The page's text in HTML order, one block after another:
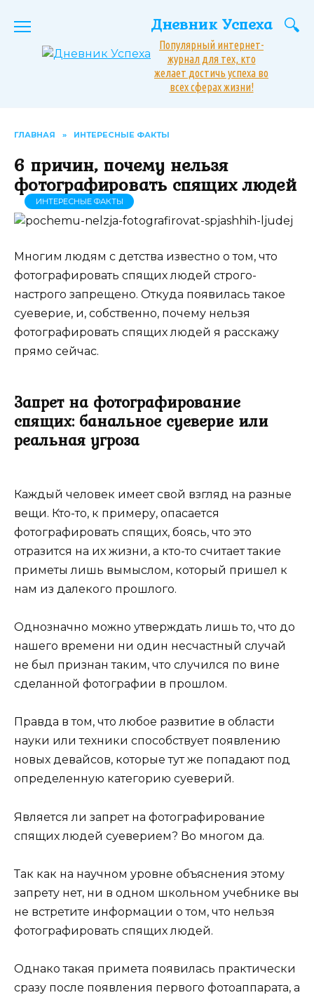
Дневник Успеха
Популярный интернет-
журнал для тех, кто
желает достичь успеха во
всех сферах жизни!
ГЛАВНАЯ » ИНТЕРЕСНЫЕ ФАКТЫ
6 причин, почему нельзя
фотографировать спящих людей
ИНТЕРЕСНЫЕ ФАКТЫ
Многим людям с детства известно о том, что
фотографировать спящих людей строго-
настрого запрещено. Откуда появилась такое
суеверие, и, собственно, почему нельзя
фотографировать спящих людей я расскажу
прямо сейчас.
Запрет на фотографирование
спящих: банальное суеверие или
реальная угроза
Каждый человек имеет свой взгляд на разные
вещи. Кто-то, к примеру, опасается
фотографировать спящих, боясь, что это
отразится на их жизни, а кто-то считает такие
приметы лишь вымыслом, который пришел к
нам из далекого прошлого.
Однозначно можно утверждать лишь то, что до
нашего времени ни один несчастный случай
не был признан таким, что случился по вине
сделанной фотографии в прошлом.
Правда в том, что любое развитие в области
науки или техники способствует появлению
новых девайсов, которые тут же попадают под
определенную категорию суеверий.
Является ли запрет на фотографирование
спящих людей суеверием? Во многом да.
Так как на научном уровне объяснения этому
запрету нет, ни в одном школьном учебнике вы
не встретите информации о том, что нельзя
фотографировать спящих людей.
Однако такая примета появилась практически
сразу после появления первого фотоаппарата, а